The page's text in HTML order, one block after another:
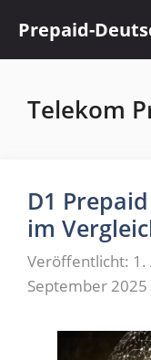
Inhalt
springen
Prepaid-
Telekom
D1
im
Veröffentlicht: 1.
September 2025